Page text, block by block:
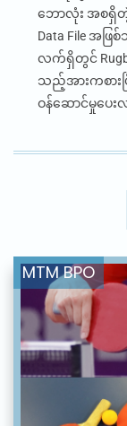
ဘောလုံး အစရှိ
Data File အဖြစ်
လက်ရှိတွင်
သည့်အားကစားပ
ဝန်ဆောင်မှုပေ